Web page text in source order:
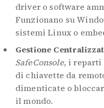
driver o software
Funzionano su
sistemi Linux o
Gestione
SafeConsole, i reparti
di chiavette da
dimenticate o
il mondo.